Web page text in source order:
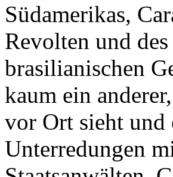
Südamerikas,
Revolten und
brasilianischen
kaum ein
vor Ort sieht und
Unterredungen